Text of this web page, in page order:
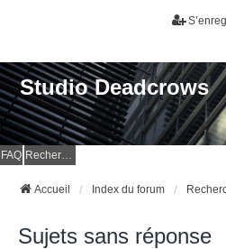
Studio Deadcrows
FAQ Rechercher
Accueil Index du forum
Sujets sans réponse